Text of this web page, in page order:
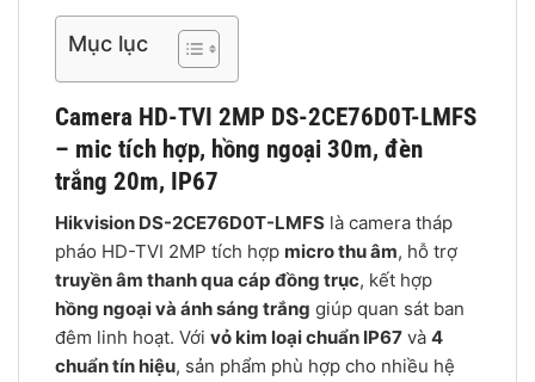
Mục lục
Camera HD-TVI 2MP DS-2CE76D0T-LMFS
– mic tích hợp, hồng ngoại 30m, đèn
trắng 20m, IP67
Hikvision DS-2CE76D0T-LMFS là camera tháp
pháo HD-TVI 2MP tích hợp micro thu âm, hỗ trợ
truyền âm thanh qua cáp đồng trục, kết hợp
hồng ngoại và ánh sáng trắng giúp quan sát ban
đêm linh hoạt. Với vỏ kim loại chuẩn IP67 và 4
chuẩn tín hiệu, sản phẩm phù hợp cho nhiều hệ